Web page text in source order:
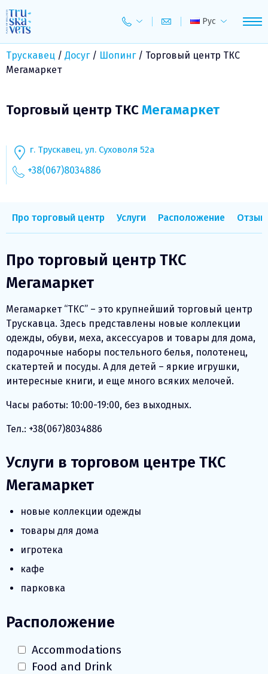
to
content
Рус
Трускавец / Досуг/ Шопинг/ Торговый центр ТКС
Мегамаркет
Торговый центр ТКСМегамаркет
г. Трускавец, ул. Суховоля 52а
+38(067)8034886
Про торговый центр Услуги Расположение
Про торговый центр ТКС
Мегамаркет
Мегамаркет “ТКС” – это крупнейший торговый центр
Трускавца. Здесь представлены новые коллекции
одежды, обуви, меха, аксессуаров и товары для дома,
подарочные наборы постельного белья, полотенец,
скатертей и посуды. А для детей – яркие игрушки,
интересные книги, и еще много всяких мелочей.
Часы работы: 10:00-19:00, без выходных.
Тел.: +38(067)8034886
Услуги в торговом центре ТКС
Мегамаркет
новые коллекции одежды
товары для дома
игротека
кафе
парковка
Расположение
Accommodations
Food and Drink